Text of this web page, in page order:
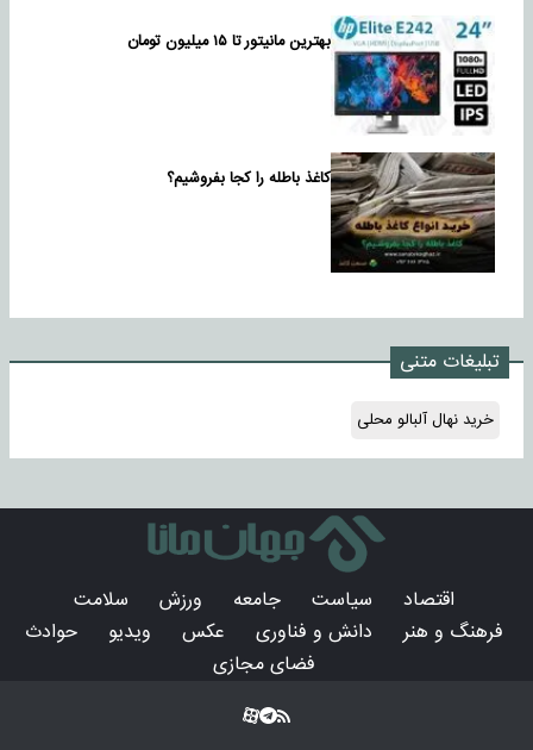
بهترین مانیتور تا ۱۵ میلیون تومان
کاغذ باطله را کجا بفروشیم؟
تبلیغات متنی
خرید نهال آلبالو محلی
اقتصاد سیاست جامعه ورزش
سلامت
فرهنگ و هنر
دانش و فناوری عکس ویدیو
حوادث
فضای مجازی